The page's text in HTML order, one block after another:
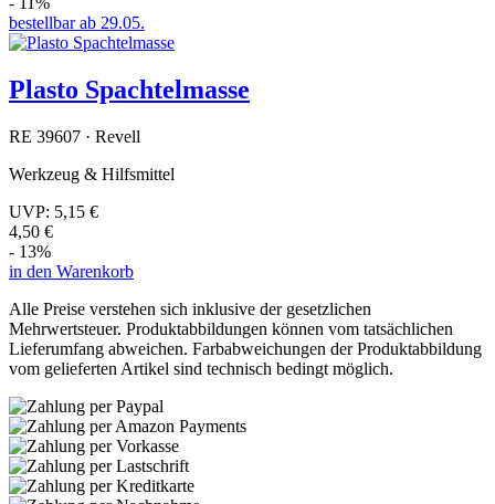
bestellbar ab 29.05.
Plasto Spachtelmasse
RE 39607 · Revell
Werkzeug & Hilfsmittel
UVP: 5,15 €
4,50 €
- 13%
in den Warenkorb
Alle Preise verstehen sich inklusive der gesetzlichen
Mehrwertsteuer. Produktabbildungen können vom tatsächlichen
Lieferumfang abweichen. Farbabweichungen der Produktabbildung
vom gelieferten Artikel sind technisch bedingt möglich.